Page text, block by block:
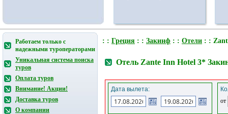
Работаем только с
надежными туроператорами
Уникальная система поиска
туров
Оплата туров
Внимание! Акции!
Доставка туров
О компании
: : Греция : : Закинф : : Отели : :
Отель Zante Inn Hotel 3*
Дата вылета:
от